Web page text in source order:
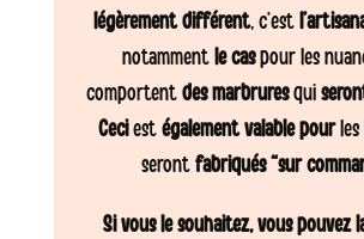
légèrement différent, c’est
notammentle caspour les
comportentdes marbruresqui
Ceciestégalement valable pourles
serontfabriqués “sur
Si vous le souhaitez, vous pouvez